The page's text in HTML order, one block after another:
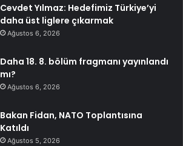
Cevdet Yılmaz: Hedefimiz Türkiye’yi
daha üst liglere çıkarmak
Ağustos 6, 2026
Daha 18. 8. bölüm fragmanı yayınlandı
mı?
Ağustos 6, 2026
Bakan Fidan, NATO Toplantısına
Katıldı
Ağustos 5, 2026